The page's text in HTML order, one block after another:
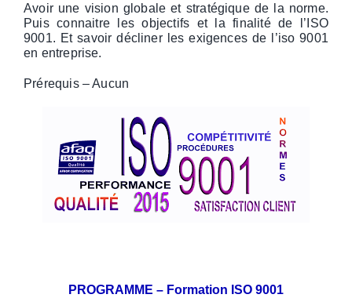
Avoir une vision globale et stratégique de la norme.
Puis connaitre les objectifs et la finalité de l’ISO
9001. Et savoir décliner les exigences de l’iso 9001
en entreprise.
Prérequis – Aucun
PROGRAMME – Formation ISO 9001